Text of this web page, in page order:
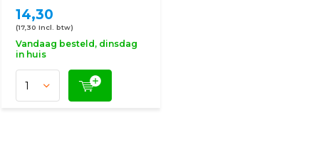
14,30
(17,30 Incl. btw)
Vandaag besteld, dinsdag
in huis